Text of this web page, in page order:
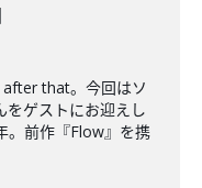
that。今回はソ
ゲストにお迎えし
。前作『Flow』を携